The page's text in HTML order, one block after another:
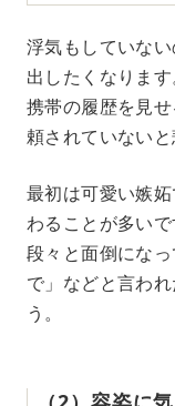
浮気もしていな
出したくなります
携帯の履歴を見
頼されていないと
最初は可愛い嫉
わることが多いで
段々と面倒にな
で」などと言わ
う。